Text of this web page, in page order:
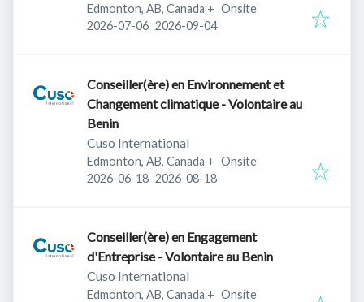
Edmonton, AB, Canada + Onsite
Published:
2026-07-06 Expires:
2026-09-04
Conseiller(ère) en Environnement et
Changement climatique - Volontaire au
Benin
Cuso International
Edmonton, AB, Canada + Onsite
Published:
2026-06-18 Expires:
2026-08-18
Conseiller(ère) en Engagement
d'Entreprise - Volontaire au Benin
Cuso International
Edmonton, AB, Canada + Onsite